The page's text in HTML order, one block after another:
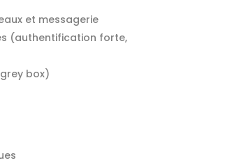
et messagerie
(authentification forte,
box)